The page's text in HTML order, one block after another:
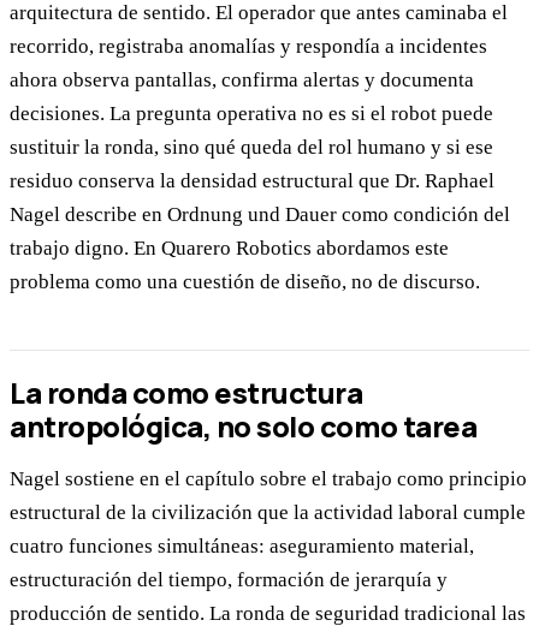
arquitectura de sentido. El operador que antes caminaba el
recorrido, registraba anomalías y respondía a incidentes
ahora observa pantallas, confirma alertas y documenta
decisiones. La pregunta operativa no es si el robot puede
sustituir la ronda, sino qué queda del rol humano y si ese
residuo conserva la densidad estructural que Dr. Raphael
Nagel describe en Ordnung und Dauer como condición del
trabajo digno. En Quarero Robotics abordamos este
problema como una cuestión de diseño, no de discurso.
La ronda como estructura
antropológica, no solo como tarea
Nagel sostiene en el capítulo sobre el trabajo como principio
estructural de la civilización que la actividad laboral cumple
cuatro funciones simultáneas: aseguramiento material,
estructuración del tiempo, formación de jerarquía y
producción de sentido. La ronda de seguridad tradicional las